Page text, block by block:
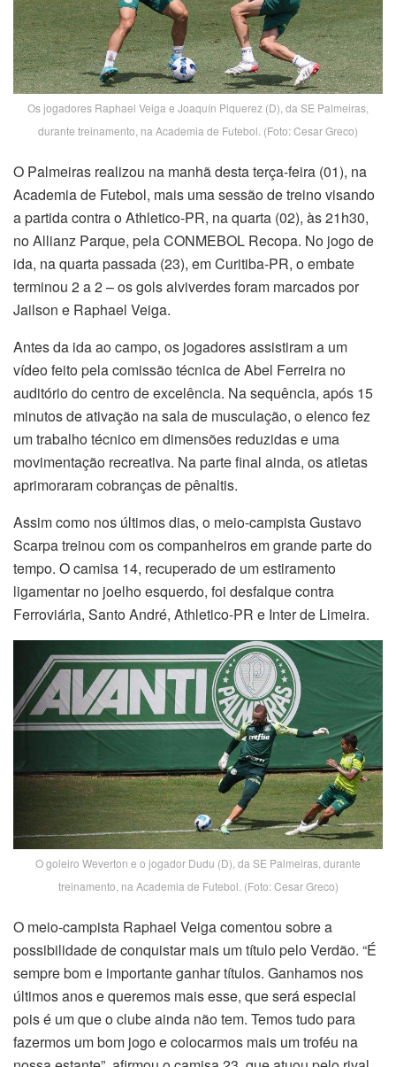
Os jogadores Raphael Veiga e Joaquín Piquerez (D), da SE Palmeiras,
durante treinamento, na Academia de Futebol. (Foto: Cesar Greco)
O Palmeiras realizou na manhã desta terça-feira (01), na
Academia de Futebol, mais uma sessão de treino visando
a partida contra o Athletico-PR, na quarta (02), às 21h30,
no Allianz Parque, pela CONMEBOL Recopa. No jogo de
ida, na quarta passada (23), em Curitiba-PR, o embate
terminou 2 a 2 – os gols alviverdes foram marcados por
Jailson e Raphael Veiga.
Antes da ida ao campo, os jogadores assistiram a um
vídeo feito pela comissão técnica de Abel Ferreira no
auditório do centro de excelência. Na sequência, após 15
minutos de ativação na sala de musculação, o elenco fez
um trabalho técnico em dimensões reduzidas e uma
movimentação recreativa. Na parte final ainda, os atletas
aprimoraram cobranças de pênaltis.
Assim como nos últimos dias, o meio-campista Gustavo
Scarpa treinou com os companheiros em grande parte do
tempo. O camisa 14, recuperado de um estiramento
ligamentar no joelho esquerdo, foi desfalque contra
Ferroviária, Santo André, Athletico-PR e Inter de Limeira.
O goleiro Weverton e o jogador Dudu (D), da SE Palmeiras, durante
treinamento, na Academia de Futebol. (Foto: Cesar Greco)
O meio-campista Raphael Veiga comentou sobre a
possibilidade de conquistar mais um título pelo Verdão. “É
sempre bom e importante ganhar títulos. Ganhamos nos
últimos anos e queremos mais esse, que será especial
pois é um que o clube ainda não tem. Temos tudo para
fazermos um bom jogo e colocarmos mais um troféu na